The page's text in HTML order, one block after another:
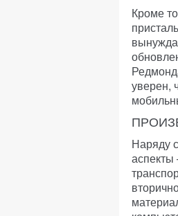
Кроме
уверен,
Наряду
аспекты